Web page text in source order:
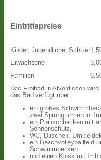
Eintrittspreise
Kinder, Jugendliche, Schüler
Erwachsene
Familien
Das Freibad in Alverdissen
das Bad verfügt über:
ein großes
zwei Sprungtürmen in
ein Planschbecken mit
Sonnenschutz,
WC, Duschen,
ein Beachvolleyballfeld
Schwimmbecken
und einen Kiosk mit